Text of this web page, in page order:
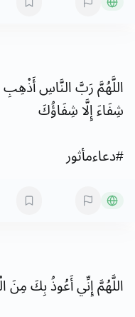
اللَّهُمَّرَبَّالنَّاسِأَذْهِبِ
شِفَاءَإِلَّاشِفَاؤُكَ
#دعاءمأثور
اللَّهُمَّإِنِّيأَعُوذُبِكَمِنَ